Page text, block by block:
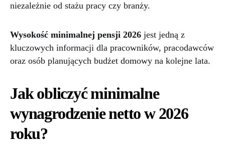
niezależnie od stażu pracy czy branży.
Wysokość minimalnej pensji 2026 jest jedną z
kluczowych informacji dla pracowników, pracodawców
oraz osób planujących budżet domowy na kolejne lata.
Jak obliczyć minimalne
wynagrodzenie netto w 2026
roku?